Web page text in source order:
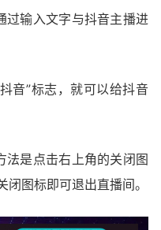
过输入文字与抖音主播进
音”标志，就可以给抖音
法是点击右上角的关闭图
图标即可退出直播间。